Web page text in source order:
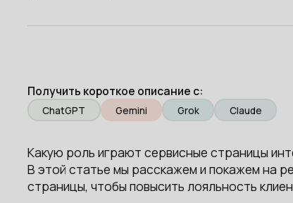
Получить короткое описание с:
ChatGPT Gemini Grok Claude
Какую роль играют сервисные страницы
В этой статье мы расскажем и покажем на
страницы, чтобы повысить лояльность